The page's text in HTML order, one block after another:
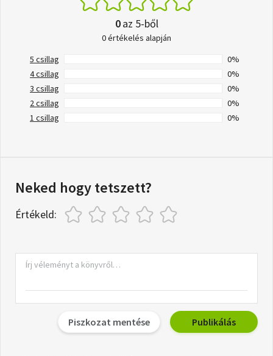
0az 5-ből
0 értékelés alapján
5 csillag
0%
4 csillag
0%
3 csillag
0%
2 csillag
0%
1 csillag
0%
Neked hogy tetszett?
Értékeld:
Piszkozat mentése Publikálás